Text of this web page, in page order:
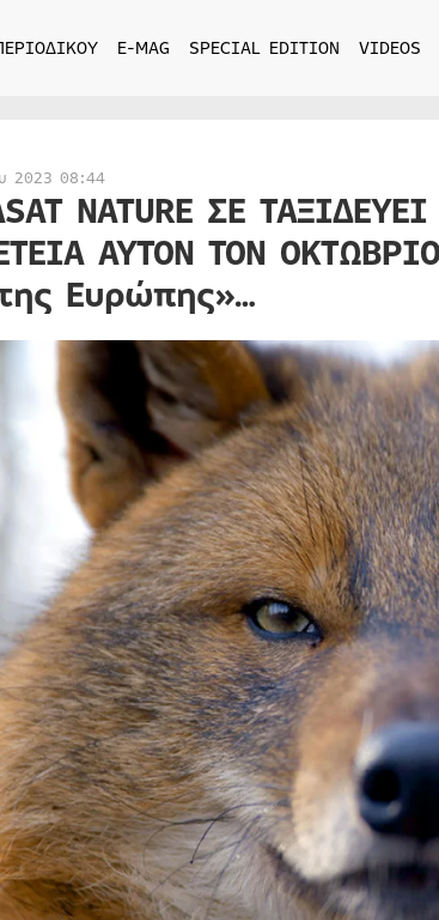
E-MAG SPECIAL EDITION VIDEOS
2023 08:44
NATURE ΣΕ
ΑΥΤΟΝ ΤΟΝ
Ευρώπης»…